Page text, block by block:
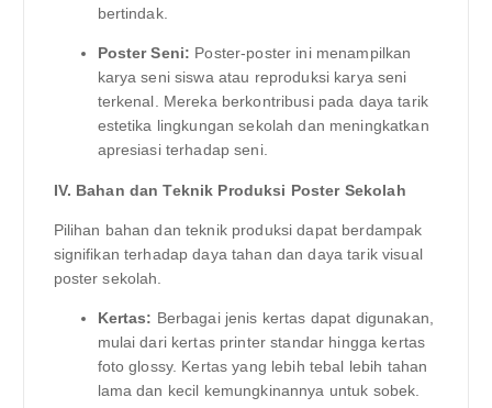
bertindak.
Poster Seni: Poster-poster ini menampilkan
karya seni siswa atau reproduksi karya seni
terkenal. Mereka berkontribusi pada daya tarik
estetika lingkungan sekolah dan meningkatkan
apresiasi terhadap seni.
IV. Bahan dan Teknik Produksi Poster Sekolah
Pilihan bahan dan teknik produksi dapat berdampak
signifikan terhadap daya tahan dan daya tarik visual
poster sekolah.
Kertas: Berbagai jenis kertas dapat digunakan,
mulai dari kertas printer standar hingga kertas
foto glossy. Kertas yang lebih tebal lebih tahan
lama dan kecil kemungkinannya untuk sobek.